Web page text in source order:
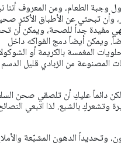
وجبة الطعام، ومن المعروف
تبحثي عن الأطباق الأكثر
فهي مفيدة جداً للصحة، ويمكن أن
ويمكن أيضاً دمج الفواكه داخل
المغمسة بالكريمة أو
المصنوعة من الزبادي قليل الدسم
دائماً عليكِ أن تلصقي صحن
وتشعركِ بالشبع. لذا اتبعي
وتحديداً الدهون المشبّعة